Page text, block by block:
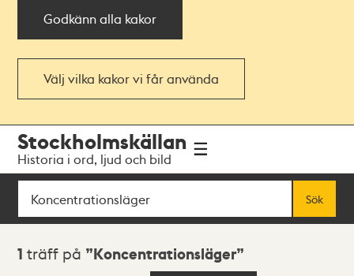
Godkänn alla kakor
Välj vilka kakor vi får använda
navigationen
huvudinnehållet
Stockholmskällan
Historia i ord, ljud och bild
Sök
Sök
Sökresultat
1 träff på Koncentrationsläger